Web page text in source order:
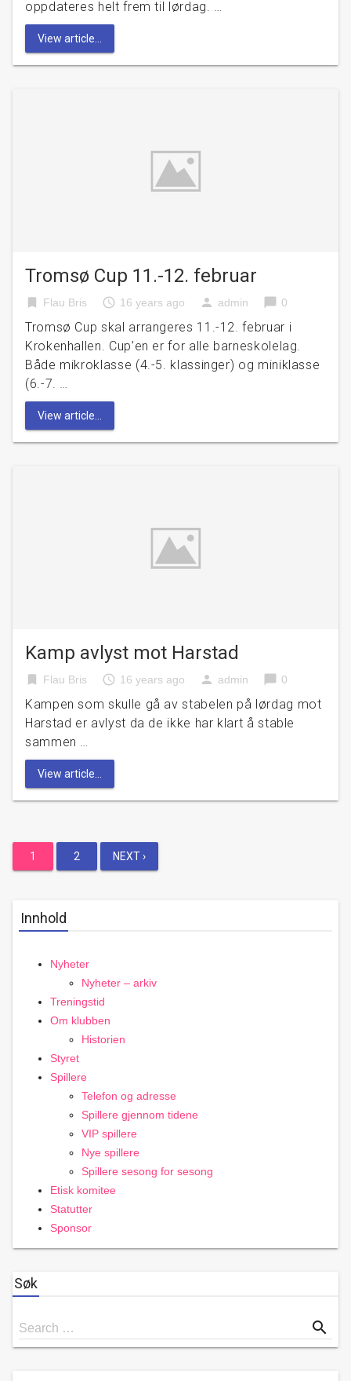
oppdateres helt frem til lørdag. …
View article...
Tromsø Cup 11.-12. februar
bookmark Flau Bris access_time 16 years ago person admin chat_bubble 0
Tromsø Cup skal arrangeres 11.-12. februar i
Krokenhallen. Cup’en er for alle barneskolelag.
Både mikroklasse (4.-5. klassinger) og miniklasse
(6.-7. …
View article...
Kamp avlyst mot Harstad
bookmark Flau Bris access_time 16 years ago person admin chat_bubble 0
Kampen som skulle gå av stabelen på lørdag mot
Harstad er avlyst da de ikke har klart å stable
sammen …
View article...
Posts
1 2 NEXT ›
Innhold
Nyheter
Nyheter – arkiv
Treningstid
Om klubben
Historien
Styret
Spillere
Telefon og adresse
Spillere gjennom tidene
VIP spillere
Nye spillere
Spillere sesong for sesong
Etisk komitee
Statutter
Sponsor
Søk
Search
for
Search … search